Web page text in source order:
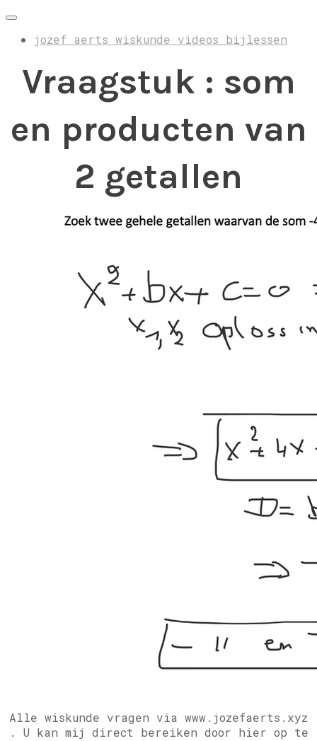
jozef aerts wiskunde videos bijlessen
Vraagstuk : som
en producten van
2 getallen
Alle wiskunde vragen via www.jozefaerts.xyz
. U kan mij direct bereiken door hier op te